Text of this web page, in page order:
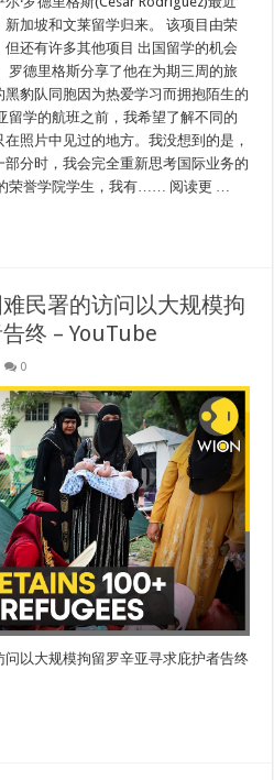
加坡和文莱留学归来。 该项目由荣
还有许多其他项目 出国留学的机会
罗德里格斯分享了他在为期三周的旅
豹队同胞因为热爱学习而拥抱陌生的
留学的航班之前，我希望了解不同的
照片中见过的地方。我没想到的是，
分时，我会完全重新思考国际业务的
荣誉学院学生，我有…… 阅读更 …
民署的访问以大规模拘
终 – YouTube
0
以大规模拘留罗辛亚寻求庇护者告终